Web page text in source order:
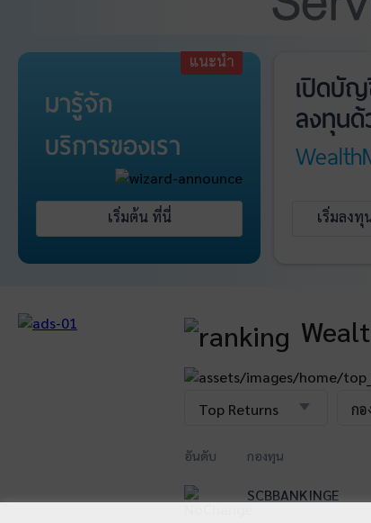
แนะนำ
มารู้จัก
บริการของเรา
เริ่มต้น ที่นี่
เปิดบั
ลงทุนด้
เริ่มลงทุ
Top Returns ก
อันดับ กองทุน
SCBBANKINGE